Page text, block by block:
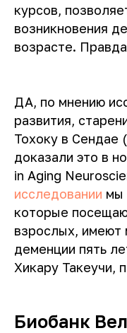
курсов,
возникновения
возрасте.
ДА, по мнению
развития,
Тохоку в Сендае
доказали это в
in Aging
исследовании мы
которые
взрослых, имеют
деменции пять
Хикару Такеучи,
Биобанк